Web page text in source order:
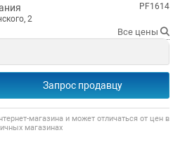
2
PF1614
Все цены
Запрос продавцу
магазина и может отличаться от цен в
магазинах